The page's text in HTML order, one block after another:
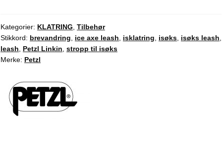
Kategorier: KLATRING, Tilbehør
Stikkord: brevandring, ice axe leash, isklatring, isøks, isøks leash,
leash, Petzl Linkin, stropp til isøks
Merke: Petzl